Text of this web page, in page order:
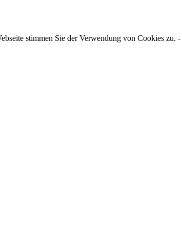
stimmen Sie der Verwendung von Cookies zu. -